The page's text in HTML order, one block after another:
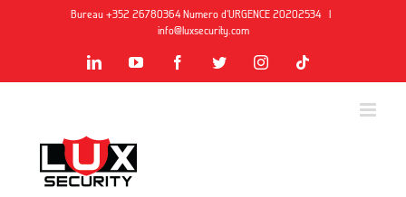
Bureau +352 26780364 Numero d'URGENCE 20202534 |
info@luxsecurity.com
LinkedInYouTube FacebookTwitterInstagram